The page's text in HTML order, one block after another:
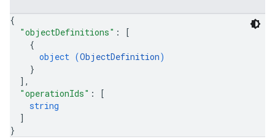
{
"objectDefinitions" :
[
{
object (ObjectDefinition)
}
] ,
"operationIds" :
[
string
]
}